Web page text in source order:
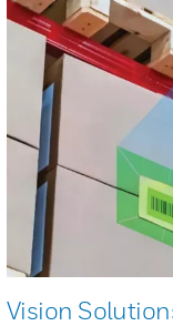
Vision